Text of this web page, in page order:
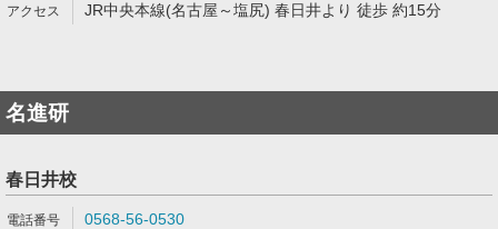
JR中央本線(名古屋～塩尻) 春日井より 徒歩 約15分
名進研
春日井校
0568-56-0530